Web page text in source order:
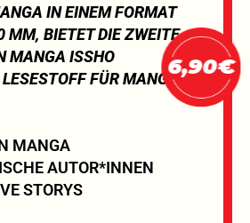
IN EINEM FORMAT
MM, BIETET DIE ZWEITE
MANGA ISSHO
FÜR MANGA-
MANGA
AUTOR*INNEN
STORYS
6,90€